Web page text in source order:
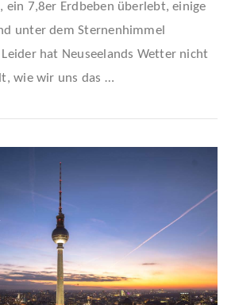
ein 7,8er Erdbeben überlebt, einige
unter dem Sternenhimmel
hat Neuseelands Wetter nicht
wie wir uns das …